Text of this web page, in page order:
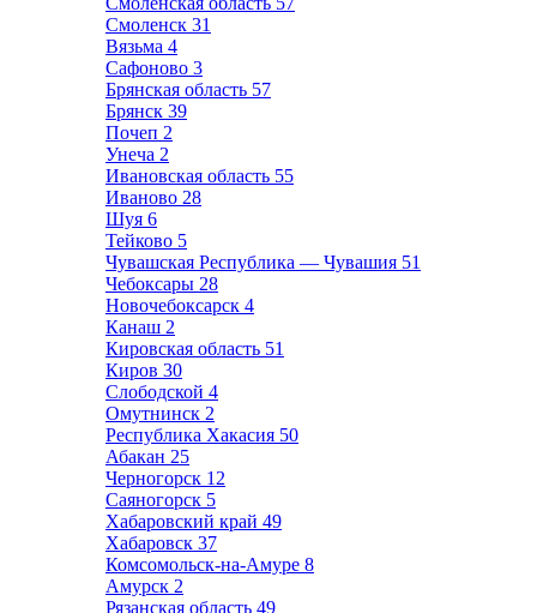
Смоленск 31
Вязьма 4
Сафоново 3
Брянская область 57
Брянск 39
Почеп 2
Унеча 2
Ивановская область 55
Иваново 28
Шуя 6
Тейково 5
Чувашская Республика — Чувашия 51
Чебоксары 28
Новочебоксарск 4
Канаш 2
Кировская область 51
Киров 30
Слободской 4
Омутнинск 2
Республика Хакасия 50
Абакан 25
Черногорск 12
Саяногорск 5
Хабаровский край 49
Хабаровск 37
Комсомольск-на-Амуре 8
Амурск 2
Рязанская область 49